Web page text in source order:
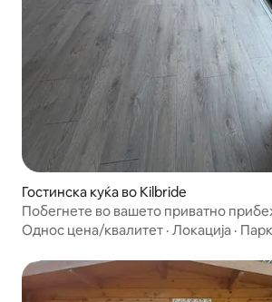
Гостинска куќа во Kilbride
Побегнете во вашето приватно
природа
Однос цена/квалитет · Локација ·